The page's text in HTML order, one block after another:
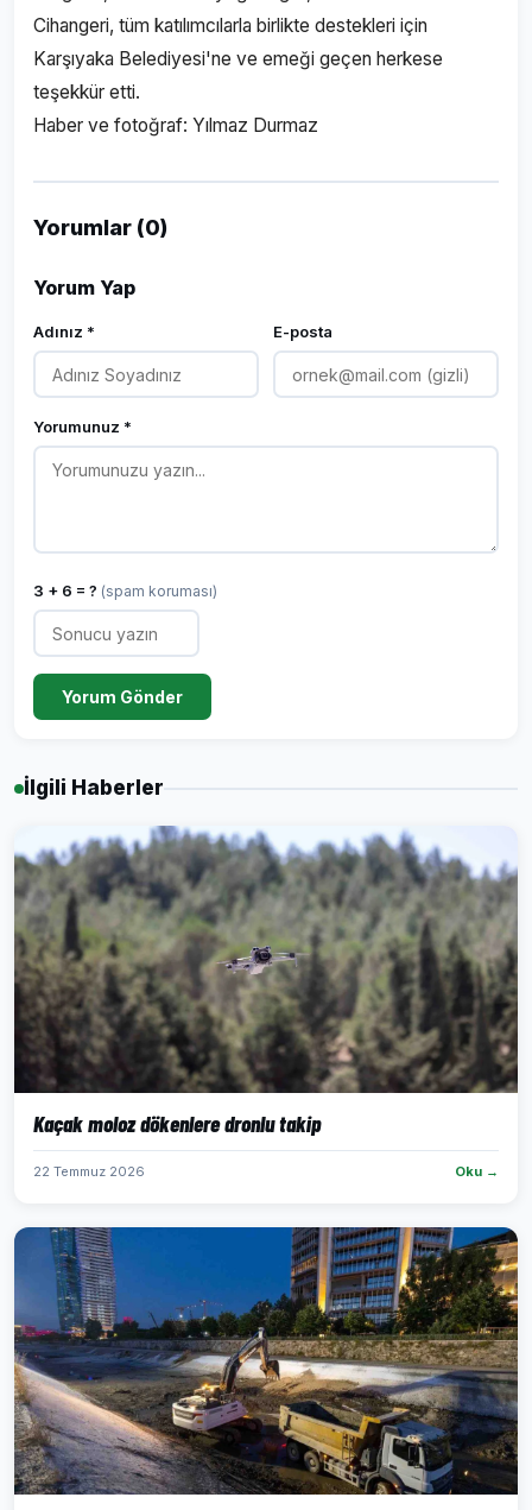
Cihangeri, tüm katılımcılarla birlikte destekleri için
Karşıyaka Belediyesi'ne ve emeği geçen herkese
teşekkür etti.
Haber ve fotoğraf: Yılmaz Durmaz
Yorumlar (0)
Yorum Yap
Adınız * E-posta
Yorumunuz *
3 + 6 = ? (spam koruması)
Yorum Gönder
İlgili Haberler
Kaçak moloz dökenlere dronlu takip
22 Temmuz 2026 Oku →